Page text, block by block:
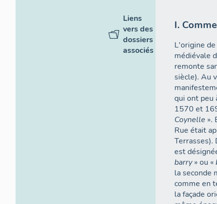
Liens
vers des
dossiers
associés
I.
L'origine
médiévale
remonte
siècle). Au
qui ont peu
1570 et
Coynelle ».
Rue était
Terrasses).
est
barry» ou «
la seconde
comme en
la façade